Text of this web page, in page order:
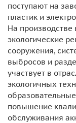
поступают на
пластик и
На
экологические
сооружения,
выбросов и
участвует в
экологичных
повышение
обслуживания